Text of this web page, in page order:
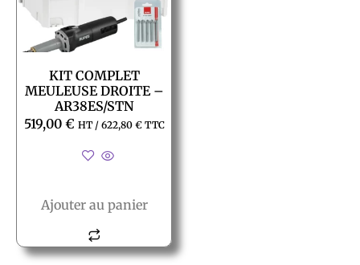
KIT COMPLET
MEULEUSE DROITE –
AR38ES/STN
519,00 € HT / 622,80 €TTC
Ajouter au panier